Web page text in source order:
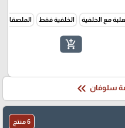
فقطمع الخلفية الخلفية فقط الملصقات
add_shopping_cart
سلوفان keyboard_double_arrow_left
6 منتج